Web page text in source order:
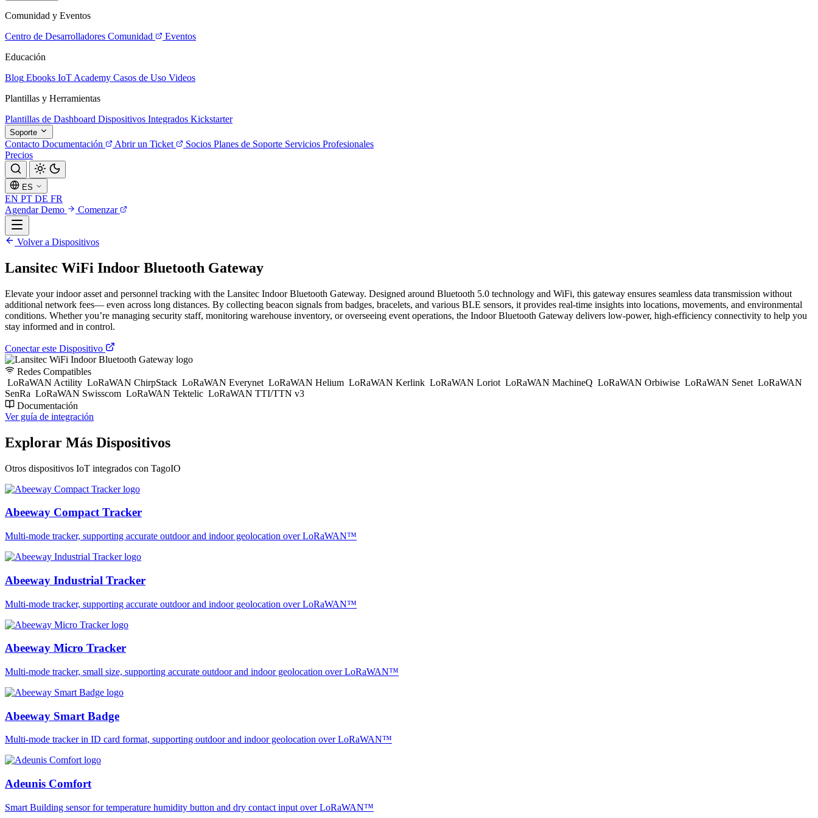
Comunidad y Eventos
Centro de Desarrolladores Comunidad
Eventos
Educación
Blog Ebooks IoT Academy Casos de Uso Videos
Plantillas y Herramientas
Plantillas de Dashboard Dispositivos Integrados Kickstarter
Soporte
Contacto Documentación Abrir un Ticket Socios Planes de Soporte Servicios Profesionales
Precios
ES
EN PT DE FR
Agendar Demo
Comenzar
Volver a Dispositivos
Lansitec WiFi Indoor Bluetooth Gateway
Elevate your indoor asset and personnel tracking with the Lansitec Indoor Bluetooth Gateway. Designed around Bluetooth 5.0 technology and WiFi, this gateway ensures seamless data transmission without
additional network fees— even across long distances. By collecting beacon signals from badges, bracelets, and various BLE sensors, it provides real-time insights into locations, movements, and environmental
conditions. Whether you’re managing security staff, monitoring warehouse inventory, or overseeing event operations, the Indoor Bluetooth Gateway delivers low-power, high-efficiency connectivity to help you
stay informed and in control.
Conectar este Dispositivo
Redes Compatibles
LoRaWAN Actility LoRaWAN ChirpStack LoRaWAN Everynet LoRaWAN Helium LoRaWAN Kerlink LoRaWAN Loriot LoRaWAN MachineQ LoRaWAN Orbiwise LoRaWAN Senet LoRaWAN
SenRa LoRaWAN Swisscom LoRaWAN Tektelic LoRaWAN TTI/TTN v3
Documentación
Ver guía de integración
Explorar Más Dispositivos
Otros dispositivos IoT integrados con TagoIO
Abeeway Compact Tracker
Multi-mode tracker, supporting accurate outdoor and indoor geolocation over LoRaWAN™
Abeeway Industrial Tracker
Multi-mode tracker, supporting accurate outdoor and indoor geolocation over LoRaWAN™
Abeeway Micro Tracker
Multi-mode tracker, small size, supporting accurate outdoor and indoor geolocation over LoRaWAN™
Abeeway Smart Badge
Multi-mode tracker in ID card format, supporting outdoor and indoor geolocation over LoRaWAN™
Adeunis Comfort
Smart Building sensor for temperature humidity button and dry contact input over LoRaWAN™